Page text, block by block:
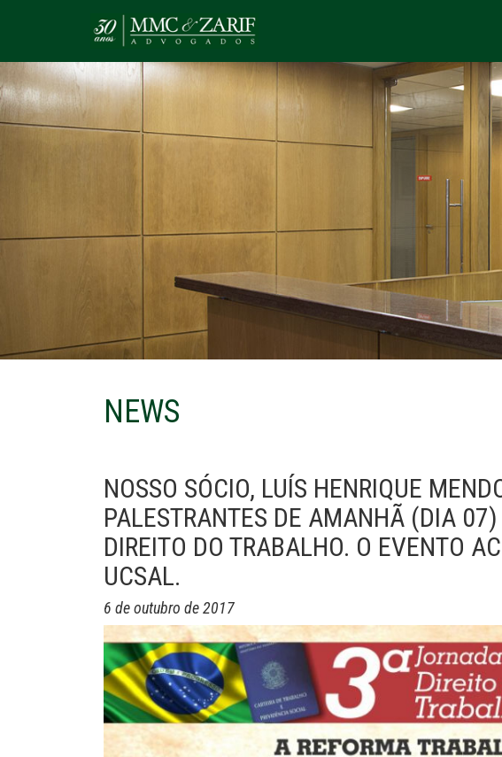
NEWS
NOSSO SÓCIO, LUÍS HENRIQUE
PALESTRANTES DE AMANHÃ (DIA
DIREITO DO TRABALHO. O EVENTO
UCSAL.
6 de outubro de 2017